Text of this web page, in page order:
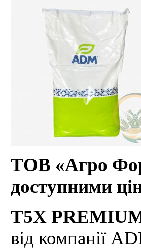
ТОВ «Агро
доступними
T5X
від компанії